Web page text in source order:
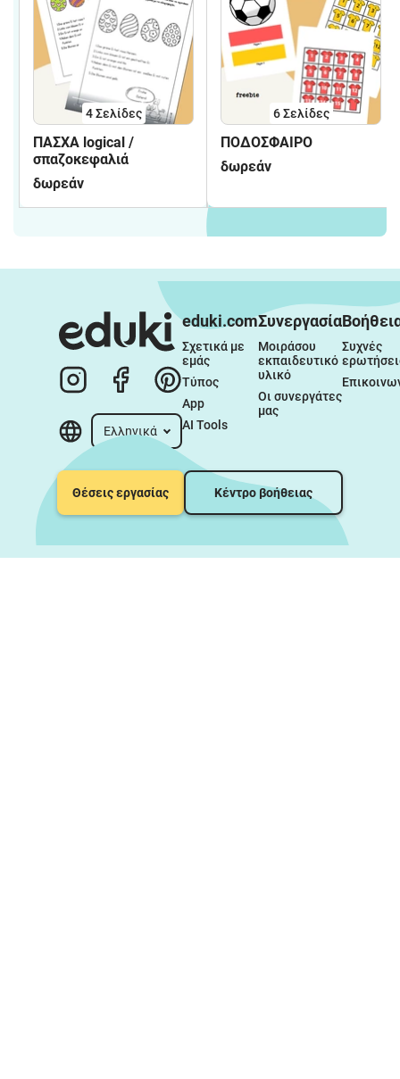
4Σελίδες
ΠΑΣΧΑ logical /
σπαζοκεφαλιά
δωρεάν
6Σελίδες
ΠΟΔΟΣΦΑΙΡΟ
δωρεάν
Ελληνικά
eduki.com
Σχετικά με
εμάς
Τύπος
App
AI Tools
Συνεργασία
Μοιράσου
εκπαιδευτικό
υλικό
Οι συνεργάτες
μας
Συχνές
Θέσεις εργασίας Κέντρο βοήθειας